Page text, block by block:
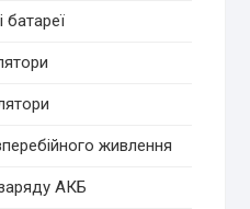
батареї
живлення
АКБ